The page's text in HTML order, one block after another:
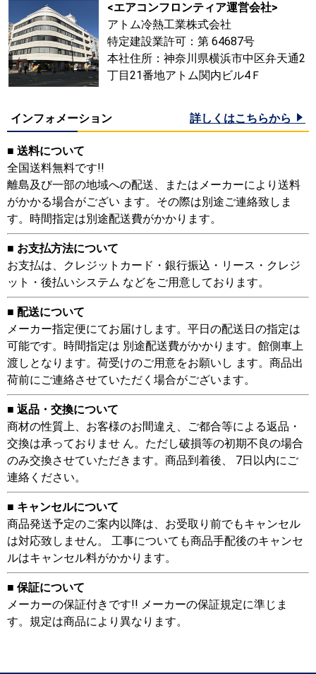
<エアコンフロンティア運営会社>
アトム冷熱工業株式会社
特定建設業許可：第 64687号
本社住所：神奈川県横浜市中区弁天通2
丁目21番地アトム関内ビル4Ｆ
インフォメーション 詳しくはこちらから
■ 送料について
全国送料無料です!!
離島及び一部の地域への配送、またはメーカーにより送料
がかかる場合がござい ます。その際は別途ご連絡致しま
す。時間指定は別途配送費がかかります。
■ お支払方法について
お支払は、クレジットカード・銀行振込・リース・クレジ
ット・後払いシステム などをご用意しております。
■ 配送について
メーカー指定便にてお届けします。平日の配送日の指定は
可能です。時間指定は 別途配送費がかかります。館側車上
渡しとなります。荷受けのご用意をお願いし ます。商品出
荷前にご連絡させていただく場合がございます。
■ 返品・交換について
商材の性質上、お客様のお間違え、ご都合等による返品・
交換は承っておりませ ん。ただし破損等の初期不良の場合
のみ交換させていただきます。商品到着後、 7日以内にご
連絡ください。
■ キャンセルについて
商品発送予定のご案内以降は、お受取り前でもキャンセル
は対応致しません。 工事についても商品手配後のキャンセ
ルはキャンセル料がかかります。
■ 保証について
メーカーの保証付きです!! メーカーの保証規定に準じま
す。規定は商品により異なります。